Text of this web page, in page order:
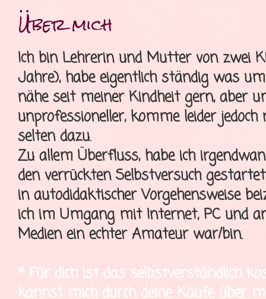
Über mich
Ich bin Lehrerin und Mutter von zwei
Jahre), habe eigentlich ständig was
nähe seit meiner Kindheit gern, aber
unprofessioneller, komme leider
selten dazu.
Zu allem Überfluss, habe ich
den verrückten Selbstversuch
in autodidaktischer Vorgehensweise
ich im Umgang mit Internet, PC und
Medien ein echter Amateur war/bin.
* Für dich ist das selbstverständlich
kannst mich durch deine Käufe über